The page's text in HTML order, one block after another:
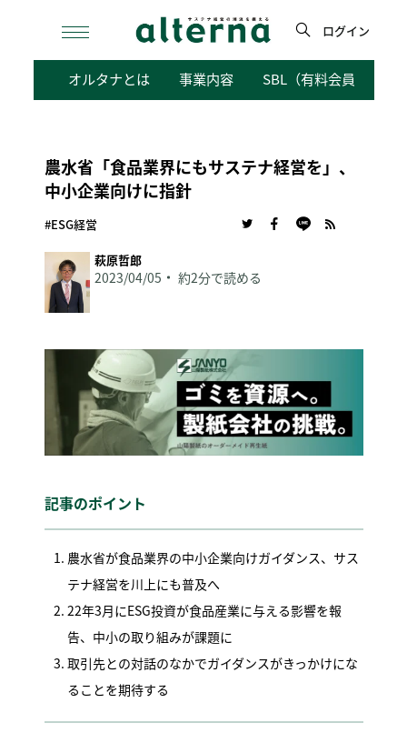
検
ログイン
オルタナとは 事業内容 SBL（有料会員向けサ
農水省「食品業界にもサステナ経営を」、
中小企業向けに指針
#ESG経営
萩原哲郎
2023/04/05 約2分で読める
記事のポイント
農水省が食品業界の中小企業向けガイダンス、サス
テナ経営を川上にも普及へ
22年3月にESG投資が食品産業に与える影響を報
告、中小の取り組みが課題に
取引先との対話のなかでガイダンスがきっかけにな
ることを期待する